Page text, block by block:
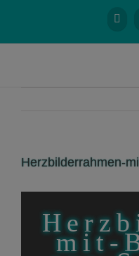
Herzbilderrahmen-
mit-